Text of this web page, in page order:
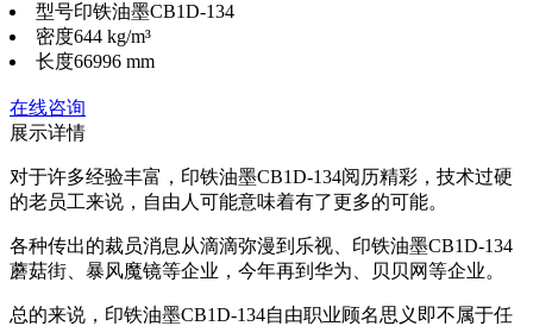
型号印铁油墨CB1D-134
密度644 kg/m³
长度66996 mm
在线咨询
展示详情
对于许多经验丰富，印铁油墨CB1D-134阅历精彩，技术过硬
的老员工来说，自由人可能意味着有了更多的可能。
各种传出的裁员消息从滴滴弥漫到乐视、印铁油墨CB1D-134
蘑菇街、暴风魔镜等企业，今年再到华为、贝贝网等企业。
总的来说，印铁油墨CB1D-134自由职业顾名思义即不属于任